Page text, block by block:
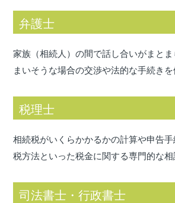
弁護士
家族（相続人）の間で話し合いがまと
まいそうな場合の交渉や法的な手続きを
税理士
相続税がいくらかかるかの計算や申告
税方法といった税金に関する専門的な相
司法書士・行政書士